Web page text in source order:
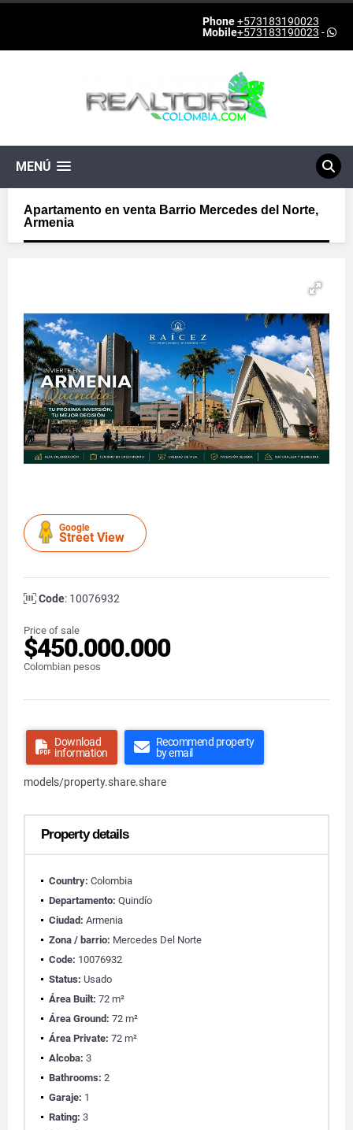
Phone+573183190023
Mobile+573183190023 -
MENÚ
Apartamento en venta Barrio Mercedes del Norte,
Armenia
Google
Street View
Code: 10076932
Price of sale
$450.000.000
Colombian pesos
Download
information
Recommend property
by email
models/property.share.share
Property details
Country: Colombia
Departamento: Quindío
Ciudad: Armenia
Zona / barrio: Mercedes Del Norte
Code: 10076932
Status: Usado
Área Built: 72 m²
Área Ground: 72 m²
Área Private: 72 m²
Alcoba: 3
Bathrooms: 2
Garaje: 1
Rating: 3